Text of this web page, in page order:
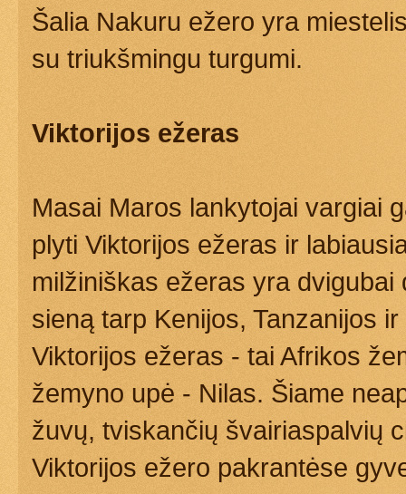
Šalia Nakuru ežero yra
su triukšmingu turgumi.
Viktorijos ežeras
Masai Maros lankytojai vargiai
plyti Viktorijos ežeras ir
milžiniškas ežeras yra
sieną tarp Kenijos, Tanzanijos
Viktorijos ežeras - tai Afrikos
žemyno upė - Nilas. Šiame
žuvų, tviskančių švairiaspalvių
Viktorijos ežero pakrantėse